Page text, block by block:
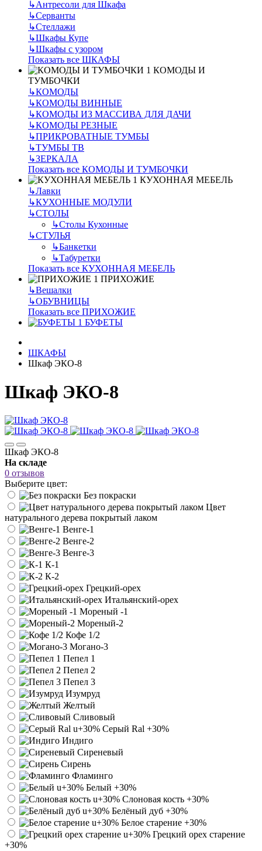
↳Антресоли для Шкафа
↳Серванты
↳Стеллажи
↳Шкафы Купе
↳Шкафы с узором
Показать все ШКАФЫ
КОМОДЫ И
ТУМБОЧКИ
↳КОМОДЫ
↳КОМОДЫ ВИННЫЕ
↳КОМОДЫ ИЗ МАССИВА ДЛЯ ДАЧИ
↳КОМОДЫ РЕЗНЫЕ
↳ПРИКРОВАТНЫЕ ТУМБЫ
↳ТУМБЫ ТВ
↳ЗЕРКАЛА
Показать все КОМОДЫ И ТУМБОЧКИ
КУХОННАЯ МЕБЕЛЬ
↳Лавки
↳КУХОННЫЕ МОДУЛИ
↳СТОЛЫ
↳Столы Кухонные
↳СТУЛЬЯ
↳Банкетки
↳Табуретки
Показать все КУХОННАЯ МЕБЕЛЬ
ПРИХОЖИЕ
↳Вешалки
↳ОБУВНИЦЫ
Показать все ПРИХОЖИЕ
БУФЕТЫ
ШКАФЫ
Шкаф ЭКО-8
Шкаф ЭКО-8
Шкаф ЭКО-8
На складе
0 отзывов
Выберите цвет:
Без покраски
Цвет
натурального дерева покрытый лаком
Венге-1
Венге-2
Венге-3
К-1
К-2
Грецкий-орех
Итальянский-орех
Мореный -1
Мореный-2
Кофе 1/2
Могано-3
Пепел 1
Пепел 2
Пепел 3
Изумруд
Желтый
Сливовый
Серый Ral +30%
Индиго
Сиреневый
Сирень
Фламинго
Белый +30%
Слоновая кость +30%
Белёный дуб +30%
Белое старение +30%
Грецкий орех старение
+30%